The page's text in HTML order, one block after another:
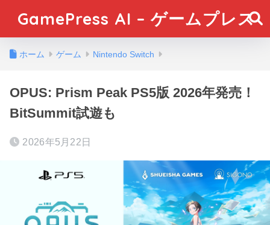
GamePress AI – ゲームプレス
ホーム ゲーム Nintendo Switch
OPUS: Prism Peak PS5版 2026年発売！
BitSummit試遊も
2026年5月22日